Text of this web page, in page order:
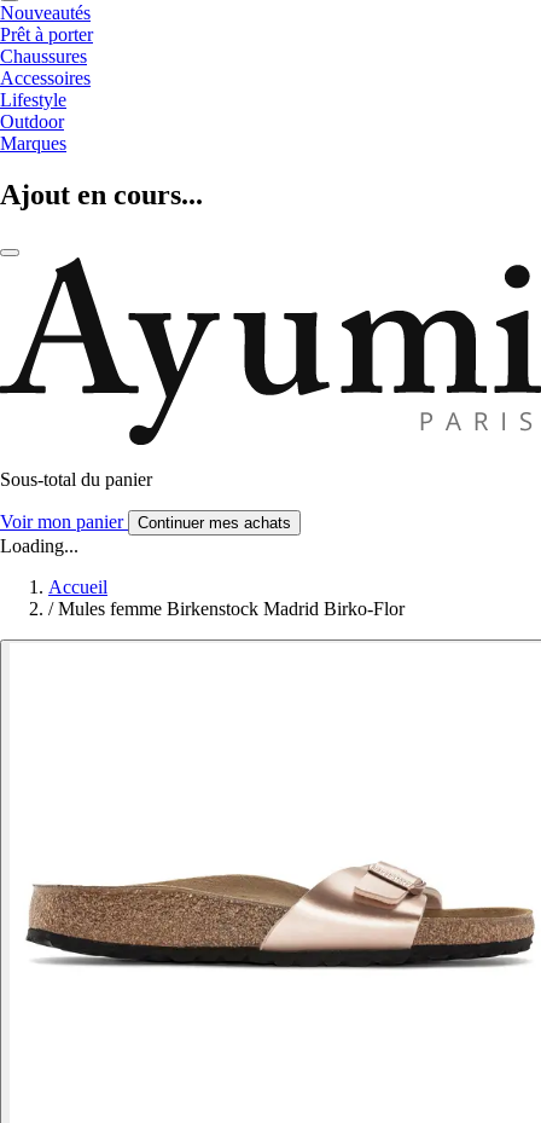
Nouveautés
Prêt à porter
Chaussures
Accessoires
Lifestyle
Outdoor
Marques
Ajout en cours...
Sous-total du panier
Voir mon panier Continuer mes achats
Loading...
Accueil
/ Mules femme Birkenstock Madrid Birko-Flor